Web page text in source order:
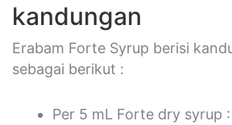
kandungan
Erabam Forte Syrup berisi
sebagai berikut :
Per 5 mL Forte dry syrup :